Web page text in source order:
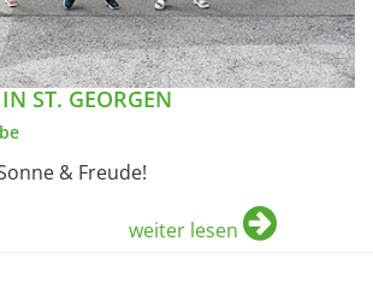
ST. GEORGEN
& Freude!
weiter lesen